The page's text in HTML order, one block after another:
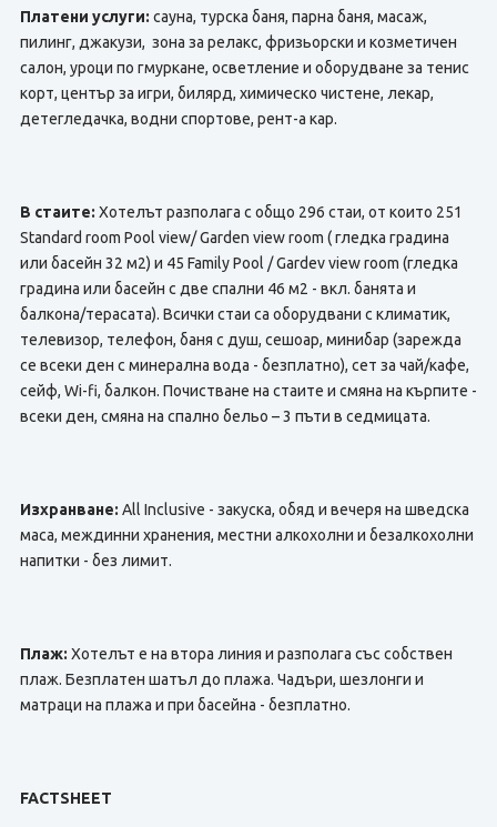
Платени услуги: сауна, турска баня, парна баня, масаж,
пилинг, джакузи, зона за релакс, фризьорски и козметичен
салон, уроци по гмуркане, осветление и оборудване за тенис
корт, център за игри, билярд, химическо чистене, лекар,
детегледачка, водни спортове, рент-а кар.
В стаите: Хотелът разполага с общо 296 стаи, от които 251
Standard room Pool view/ Garden view room ( гледка градина
или басейн 32 м2) и 45 Family Pool / Gardev view room (гледка
градина или басейн с две спални 46 м2 - вкл. банята и
балкона/терасата). Всички стаи са оборудвани с климатик,
телевизор, телефон, баня с душ, сешоар, минибар (зарежда
се всеки ден с минерална вода - безплатно), сет за чай/кафе,
сейф, Wi-fi, балкон. Почистване на стаите и смяна на кърпите -
всеки ден, смяна на спално бельо – 3 пъти в седмицата.
Изхранване: All Inclusive - закуска, обяд и вечеря на шведска
маса, междинни хранения, местни алкохолни и безалкохолни
напитки - без лимит.
Плаж: Хотелът е на втора линия и разполага със собствен
плаж. Безплатен шатъл до плажа. Чадъри, шезлонги и
матраци на плажа и при басейна - безплатно.
FACTSHEET